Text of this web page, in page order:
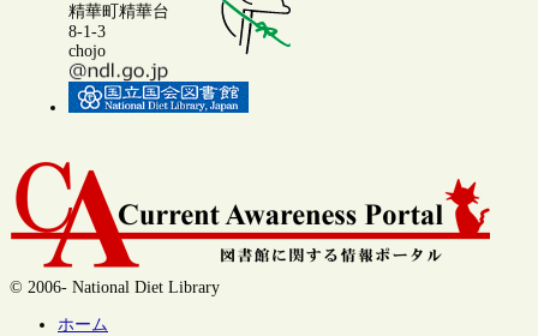
精華町精華台
8-1-3
chojo
© 2006- National Diet Library
ホーム